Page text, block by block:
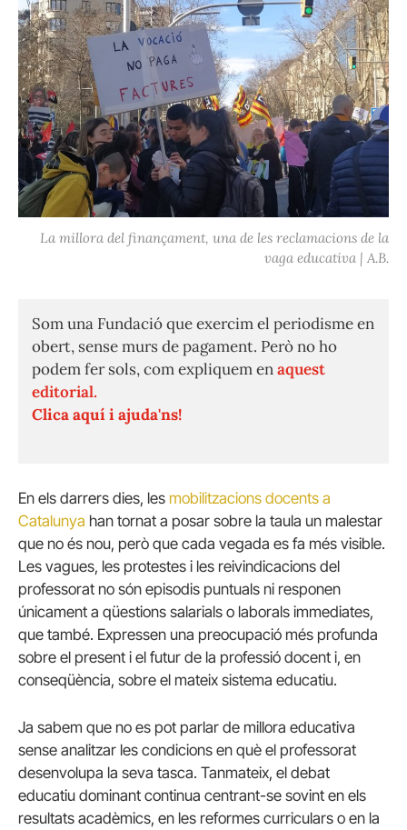
La millora del finançament, una de les reclamacions de la
vaga educativa | A.B.
Som una Fundació que exercim el periodisme en
obert, sense murs de pagament. Però no ho
podem fer sols, com expliquem enaquest
editorial.
Clica aquí i ajuda'ns!
En els darrers dies, les mobilitzacions docents a
Catalunya han tornat a posar sobre la taula un malestar
que no és nou, però que cada vegada es fa més visible.
Les vagues, les protestes i les reivindicacions del
professorat no són episodis puntuals ni responen
únicament a qüestions salarials o laborals immediates,
que també. Expressen una preocupació més profunda
sobre el present i el futur de la professió docent i, en
conseqüència, sobre el mateix sistema educatiu.
Ja sabem que no es pot parlar de millora educativa
sense analitzar les condicions en què el professorat
desenvolupa la seva tasca. Tanmateix, el debat
educatiu dominant continua centrant-se sovint en els
resultats acadèmics, en les reformes curriculars o en la